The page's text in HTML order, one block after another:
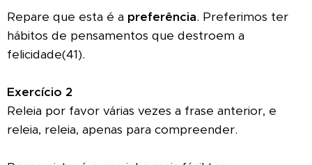
Repare que esta é a preferência. Preferimos ter
hábitos de pensamentos que destroem a
felicidade(41).
Exercício 2
Releia por favor várias vezes a frase anterior, e
releia, releia, apenas para compreender.